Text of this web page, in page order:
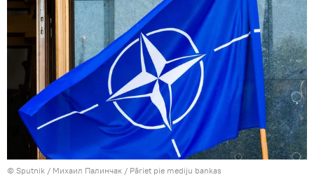
© Sputnik / Михаил Палинчак / Pāriet pie mediju bankas